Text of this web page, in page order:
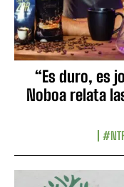
“Es duro, es
Noboa relata